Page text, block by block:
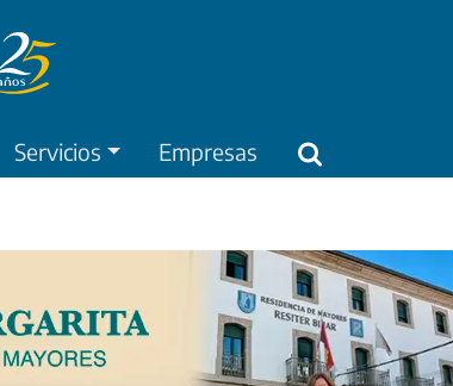
Servicios Empresas